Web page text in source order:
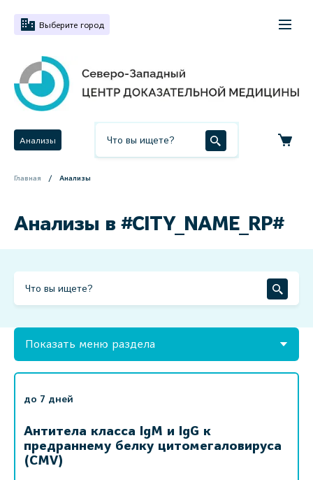
Выберите город
Анализы
Главная Анализы
Анализы в #CITY_NAME_RP#
Показать меню раздела
до 7 дней
Антитела класса IgM и IgG к
предраннему белку цитомегаловируса
(CMV)